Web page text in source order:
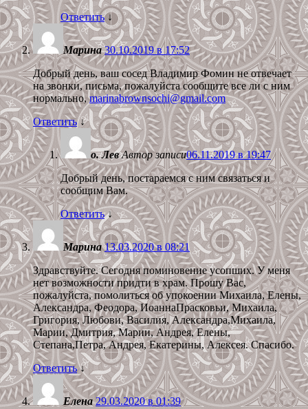
Ответить ↓
Марина 30.10.2019 в 17:52
Добрый день, ваш сосед Владимир Фомин не отвечает
на звонки, письма, пожалуйста сообщите все ли с ним
нормально,marinabrownsochi@gmail.com
Ответить ↓
о. Лев Автор записи06.11.2019 в 19:47
Добрый день, постараемся с ним связаться и
сообщим Вам.
Ответить ↓
Марина 13.03.2020 в 08:21
Здравствуйте. Сегодня поминовение усопших. У меня
нет возможности придти в храм. Прошу Вас,
пожалуйста, помолиться об упокоении Михаила, Елены,
Александра, Феодора, ИоаннаПрасковьи, Михаила,
Григория, Любови, Василия, Александра,Михаила,
Марии, Дмитрия, Марии, Андрея, Елены,
Степана,Петра, Андрея, Екатерины, Алексея. Спасибо.
Ответить ↓
Елена 29.03.2020 в 01:39